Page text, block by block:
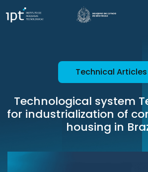
Technical Articles
Technological system
for industrialization of
housing in